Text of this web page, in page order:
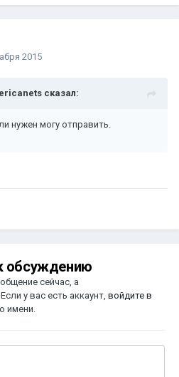
2015
сказал:
нужен могу отправить.
обсуждению
сейчас, а
у вас есть аккаунт, войдите в
имени.